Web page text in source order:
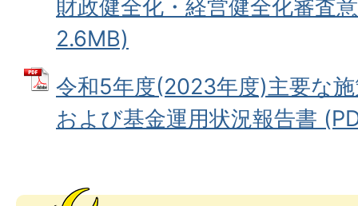
財政健全化・経営健全化審査
2.6MB)
令和5年度(2023年度)主要な
および基金運用状況報告書